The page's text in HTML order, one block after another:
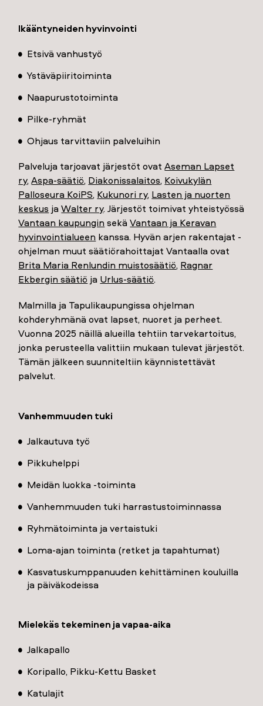
Ikääntyneiden hyvinvointi
Etsivä vanhustyö
Ystäväpiiritoiminta
Naapurustotoiminta
Pilke-ryhmät
Ohjaus tarvittaviin palveluihin
Palveluja tarjoavat järjestöt ovatAseman Lapset
ry,Aspa-säätiö, Diakonissalaitos, Koivukylän
Palloseura KoiPS, Kukunori ry, Lasten ja nuorten
keskus jaWalter ry. Järjestöt toimivat yhteistyössä
Vantaan kaupungin sekäVantaan ja Keravan
hyvinvointialueen kanssa. Hyvän arjen rakentajat -
ohjelman muut säätiörahoittajat Vantaalla ovat
Brita Maria Renlundin muistosäätiö, Ragnar
Ekbergin säätiö ja Urlus-säätiö.
Malmilla ja Tapulikaupungissa ohjelman
kohderyhmänä ovat lapset, nuoret ja perheet.
Vuonna 2025 näillä alueilla tehtiin tarvekartoitus,
jonka perusteella valittiin mukaan tulevat järjestöt.
Tämän jälkeen suunniteltiin käynnistettävät
palvelut.
Vanhemmuuden tuki
Jalkautuva työ
Pikkuhelppi
Meidän luokka -toiminta
Vanhemmuuden tuki harrastustoiminnassa
Ryhmätoiminta ja vertaistuki
Loma-ajan toiminta (retket ja tapahtumat)
Kasvatuskumppanuuden kehittäminen kouluilla
ja päiväkodeissa
Mielekäs tekeminen ja vapaa-aika
Jalkapallo
Koripallo, Pikku-Kettu Basket
Katulajit